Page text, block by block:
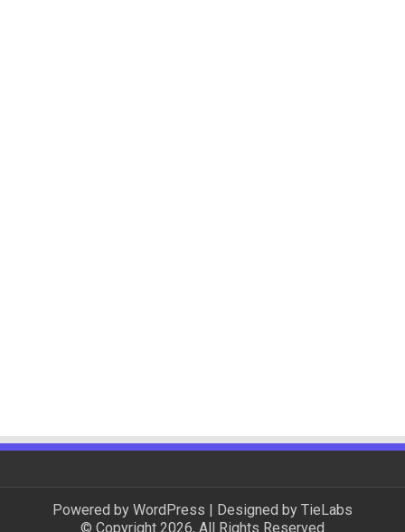
Powered by WordPress | Designed by TieLabs
© Copyright 2026, All Rights Reserved